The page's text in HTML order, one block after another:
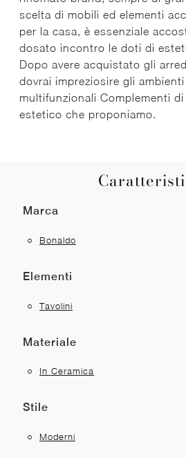
scelta di mobili ed elementi
per la casa, è essenziale
dosato incontro le doti di
Dopo avere acquistato gli
dovrai impreziosire gli
multifunzionali Complementi
estetico che proponiamo.
Marca
Bonaldo
Elementi
Tavolini
Materiale
In Ceramica
Stile
Moderni